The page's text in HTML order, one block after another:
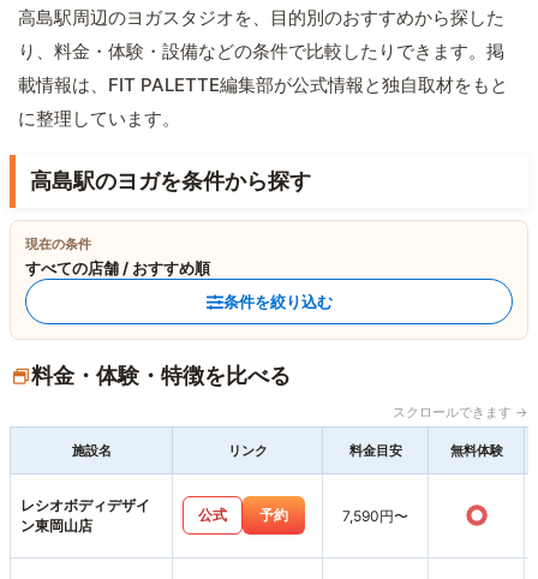
高島駅周辺のヨガスタジオを、目的別のおすすめから探した
り、料金・体験・設備などの条件で比較したりできます。掲
載情報は、FIT PALETTE編集部が公式情報と独自取材をもと
に整理しています。
高島駅のヨガを条件から探す
現在の条件
すべての店舗 / おすすめ順
条件を絞り込む
料金・体験・特徴を比べる
スクロールできます →
施設名 リンク 料金目安 無料体験
レシオボディデザイ
ン東岡山店
公式 予約 7,590円〜 ○